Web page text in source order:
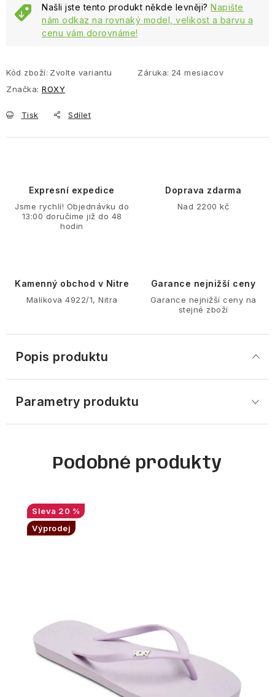
Našli jste tento produkt někde levněji? Napište
nám odkaz na rovnaký model, velikost a barvu a
cenu vám dorovnáme!
Kód zboží: Zvolte variantu Záruka: 24 mesiacov
Značka: ROXY
Tisk Sdílet
Expresní expedice
Jsme rychlí! Objednávku do
13:00 doručíme již do 48
hodin
Doprava zdarma
Nad 2200 kč
Kamenný obchod v Nitre
Malíkova 4922/1, Nitra
Garance nejnižší ceny
Garance nejnižší ceny na
stejné zboží
Popis produktu
Parametry produktu
Podobné produkty
20 %
Výprodej